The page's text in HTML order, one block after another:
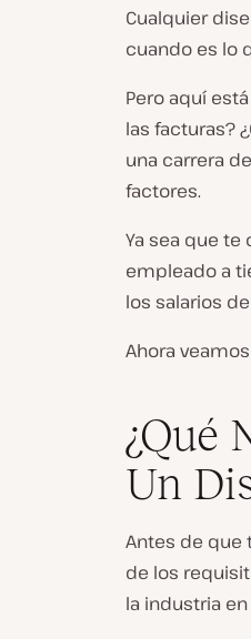
Cualquier
cuando es lo
Pero aquí
las facturas?
una carrera
factores.
Ya sea que te
empleado a
los salarios
Ahora
¿Qué
Un
Antes de que
de los
la industria